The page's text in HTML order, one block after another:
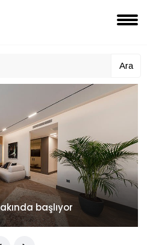
Ara
başlıyor